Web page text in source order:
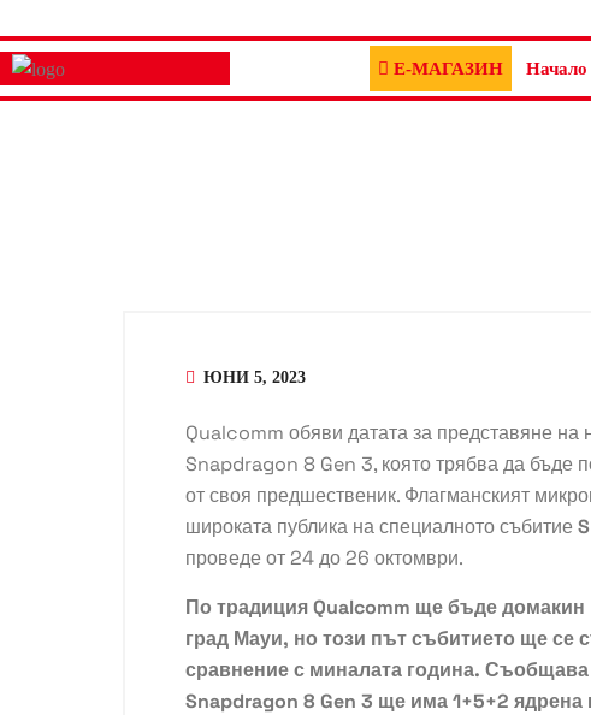
Е-МАГАЗИН Начало
ЮНИ 5, 2023
Qualcomm обяви датата за представяне
Snapdragon 8 Gen 3, която трябва да бъде
от своя предшественик. Флагманският
широката публика на специалното събитие
проведе от 24 до 26 октомври.
По традиция Qualcomm ще бъде
град Мауи, но този път събитието ще се
сравнение с миналата година.
Snapdragon 8 Gen 3 ще има 1+5+2